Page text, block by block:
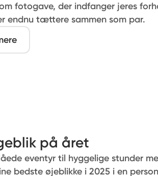
fotogave, der indfanger jeres
endnu tættere sammen som par.
på året
eventyr til hyggelige stunder
bedste øjeblikke i 2025 i en